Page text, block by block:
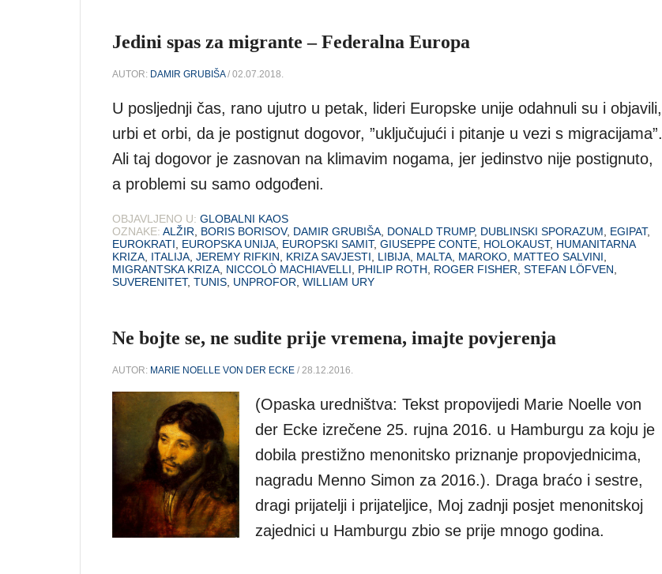
Jedini spas za migrante – Federalna Europa
AUTOR: DAMIR GRUBIŠA/ 02.07.2018.
U posljednji čas, rano ujutro u petak, lideri Europske unije odahnuli su i objavili,
urbi et orbi, da je postignut dogovor, ”uključujući i pitanje u vezi s migracijama”.
Ali taj dogovor je zasnovan na klimavim nogama, jer jedinstvo nije postignuto,
a problemi su samo odgođeni.
OBJAVLJENO U: GLOBALNI KAOS
OZNAKE: ALŽIR BORIS BORISOV, DAMIR GRUBIŠA DONALD TRUMP, DUBLINSKI SPORAZUM EGIPAT,
EUROKRATI
EUROPSKA UNIJA EUROPSKI SAMIT, GIUSEPPE CONTE HOLOKAUST, HUMANITARNA
KRIZA ITALIJA JEREMY RIFKIN KRIZA SAVJESTI LIBIJA MALTA MAROKO MATTEO SALVINI
MIGRANTSKA KRIZA NICCOLÒ MACHIAVELLI PHILIP ROTH ROGER FISHER STEFAN LÖFVEN
SUVERENITET, TUNIS UNPROFOR WILLIAM URY
Ne bojte se, ne sudite prije vremena, imajte povjerenja
AUTOR: MARIE NOELLE VON DER ECKE / 28.12.2016.
(Opaska uredništva: Tekst propovijedi Marie Noelle von
der Ecke izrečene 25. rujna 2016. u Hamburgu za koju je
dobila prestižno menonitsko priznanje propovjednicima,
nagradu Menno Simon za 2016.). Draga braćo i sestre,
dragi prijatelji i prijateljice, Moj zadnji posjet menonitskoj
zajednici u Hamburgu zbio se prije mnogo godina.